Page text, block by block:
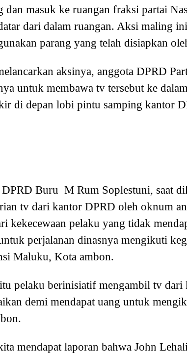
dan masuk ke ruangan fraksi partai
dari dalam ruangan. Aksi maling
parang yang telah disiapkan
aksinya, anggota DPRD
untuk membawa tv tersebut ke
di depan lobi pintu samping kantor
Buru M Rum Soplestuni, saat
tv dari kantor DPRD oleh oknum
kekecewaan pelaku yang tidak
perjalanan dinasnya mengikuti
Maluku, Kota ambon.
pelaku berinisiatif mengambil tv
demi mendapat uang untuk
mendapat laporan bahwa John